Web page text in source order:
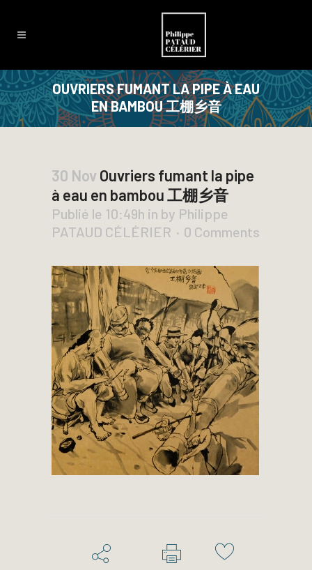
OUVRIERS FUMANT LA PIPE À EAU
EN BAMBOU 工棚乡音
30 Nov Ouvriers fumant la pipe
à eau en bambou 工棚乡音
Publié le 10:49h in by Philippe
PATAUD CÉLÉRIER
0 Comments